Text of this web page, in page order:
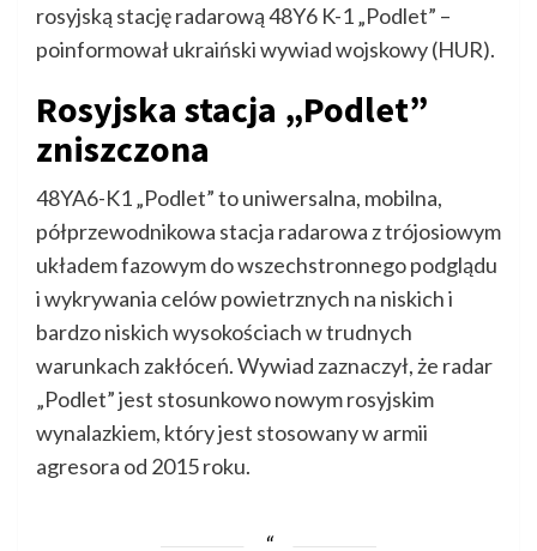
rosyjską stację radarową 48Y6 K-1 „Podlet” –
poinformował ukraiński wywiad wojskowy (HUR).
Rosyjska stacja „Podlet”
zniszczona
48YA6-K1 „Podlet” to uniwersalna, mobilna,
półprzewodnikowa stacja radarowa z trójosiowym
układem fazowym do wszechstronnego podglądu
i wykrywania celów powietrznych na niskich i
bardzo niskich wysokościach w trudnych
warunkach zakłóceń. Wywiad zaznaczył, że radar
„Podlet” jest stosunkowo nowym rosyjskim
wynalazkiem, który jest stosowany w armii
agresora od 2015 roku.